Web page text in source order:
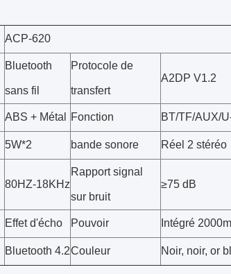
ACP-620
Bluetooth
sans fil
Protocole de
transfert
A2DP V1.2
ABS + Métal Fonction BT/TF/AUX/
5W*2 bande sonore Réel 2 stéréo
80HZ-18KHz
Rapport signal
sur bruit
≥75 dB
Effet d'écho Pouvoir Intégré
Bluetooth 4.2Couleur Noir, noir, or